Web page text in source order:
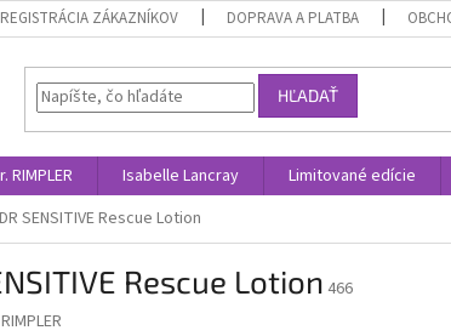
REGISTRÁCIA ZÁKAZNÍKOV DOPRAVA A PLATBA
HĽADAŤ
RIMPLER Isabelle Lancray Limitované edície
DR SENSITIVE Rescue Lotion
Rescue Lotion 466